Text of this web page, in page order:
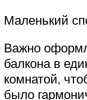
Маленький
Важно
балкона в
комнатой,
было